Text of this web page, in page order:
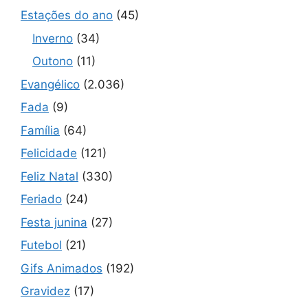
Estações do ano (45)
Inverno (34)
Outono (11)
Evangélico (2.036)
Fada (9)
Família (64)
Felicidade (121)
Feliz Natal (330)
Feriado (24)
Festa junina (27)
Futebol (21)
Gifs Animados (192)
Gravidez (17)